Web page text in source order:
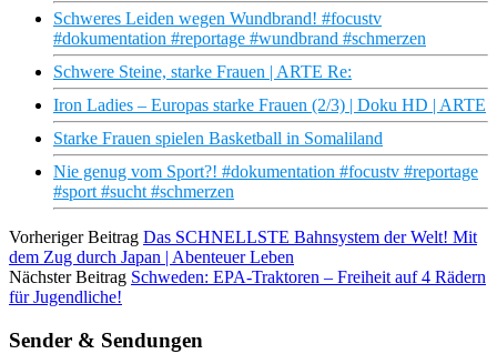
Schweres Leiden wegen Wundbrand! #focustv
#dokumentation #reportage #wundbrand #schmerzen
Schwere Steine, starke Frauen | ARTE Re:
Iron Ladies – Europas starke Frauen (2/3) | Doku HD | ARTE
Starke Frauen spielen Basketball in Somaliland
Nie genug vom Sport?! #dokumentation #focustv #reportage
#sport #sucht #schmerzen
Vorheriger Beitrag Das SCHNELLSTE Bahnsystem der Welt! Mit
dem Zug durch Japan | Abenteuer Leben
Nächster Beitrag Schweden: EPA-Traktoren – Freiheit auf 4 Rädern
für Jugendliche!
Sender & Sendungen